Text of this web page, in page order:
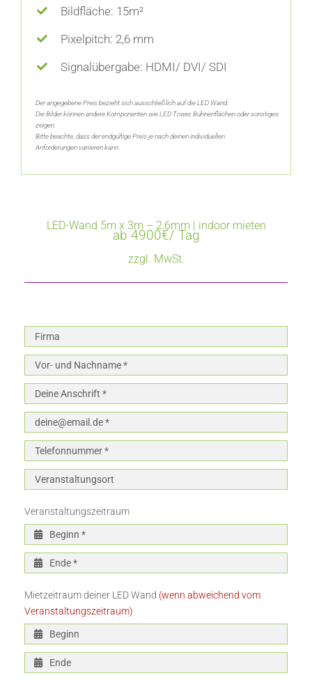
Bildfläche: 15m²
Pixelpitch: 2,6 mm
Signalübergabe: HDMI/ DVI/ SDI
Der angegebene Preis bezieht sich ausschließlich auf die LED Wand.
Die Bilder können andere Komponenten wie LED Tower, Bühnenflächen oder sonstiges
zeigen.
Bitte beachte, dass der endgültige Preis je nach deinen individuellen
Anforderungen variieren kann.
LED-Wand 5m x 3m – 2,6mm | indoor mieten
ab 4900€/ Tag
zzgl. MwSt.
Veranstaltungszeitraum
Mietzeitraum deiner LED Wand (wenn abweichend vom
Veranstaltungszeitraum)